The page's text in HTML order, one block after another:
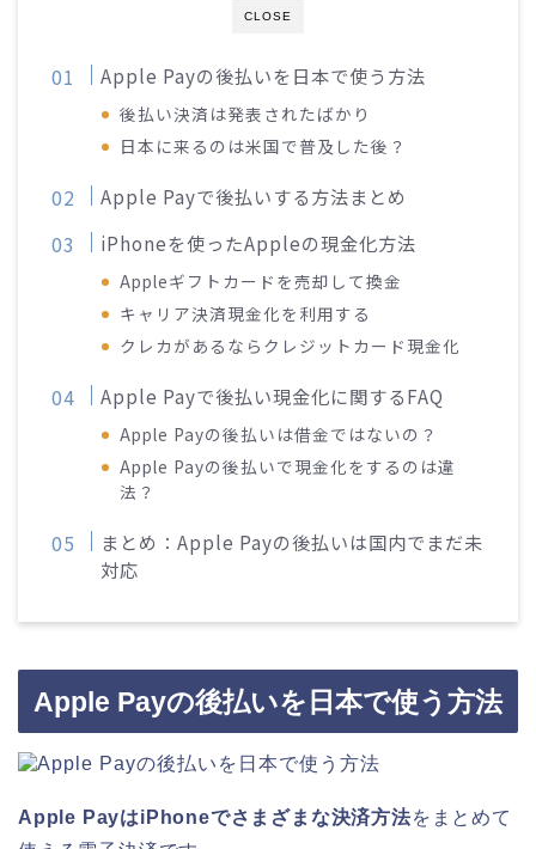
CLOSE
Apple Payの後払いを日本で使う方法
後払い決済は発表されたばかり
日本に来るのは米国で普及した後？
Apple Payで後払いする方法まとめ
iPhoneを使ったAppleの現金化方法
Appleギフトカードを売却して換金
キャリア決済現金化を利用する
クレカがあるならクレジットカード現金化
Apple Payで後払い現金化に関するFAQ
Apple Payの後払いは借金ではないの？
Apple Payの後払いで現金化をするのは違
法？
まとめ：Apple Payの後払いは国内でまだ未
対応
Apple Payの後払いを日本で使う方法
Apple PayはiPhoneでさまざまな決済方法をまとめて